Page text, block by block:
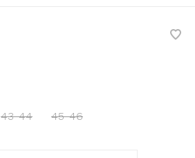
43-44 45-46